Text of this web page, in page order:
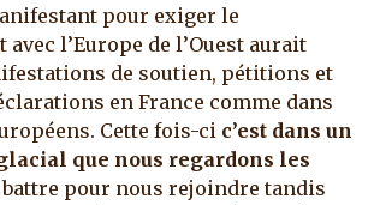
pour exiger le
l’Europe de l’Ouest aurait
de soutien, pétitions et
en France comme dans
Cette fois-ci c’est dans un
que nous regardons les
battre pour nous rejoindre tandis